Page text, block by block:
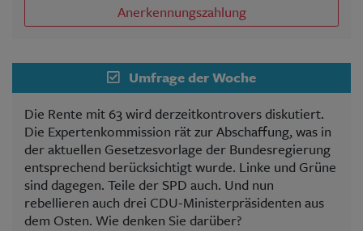
Anerkennungszahlung
Umfrage der Woche
Die Rente mit 63 wird derzeitkontrovers diskutiert.
Die Expertenkommission rät zur Abschaffung, was in
der aktuellen Gesetzesvorlage der Bundesregierung
entsprechend berücksichtigt wurde. Linke und Grüne
sind dagegen. Teile der SPD auch. Und nun
rebellieren auch drei CDU-Ministerpräsidenten aus
dem Osten. Wie denken Sie darüber?